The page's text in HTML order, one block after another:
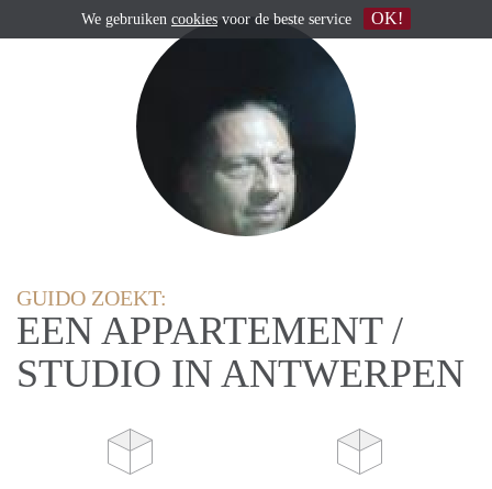
GUIDO ZOEKT:
EEN APPARTEMENT /
STUDIO IN ANTWERPEN
We gebruiken cookies voor de beste service OK!